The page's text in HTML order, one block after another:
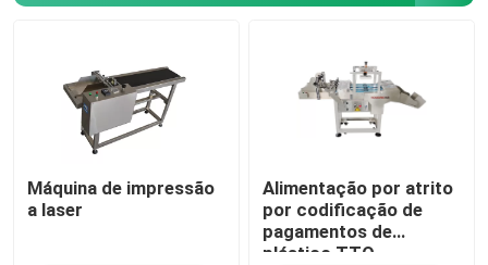
Máquina de impressão
a laser
Alimentação por atrito
por codificação de
pagamentos de
plástico TTO